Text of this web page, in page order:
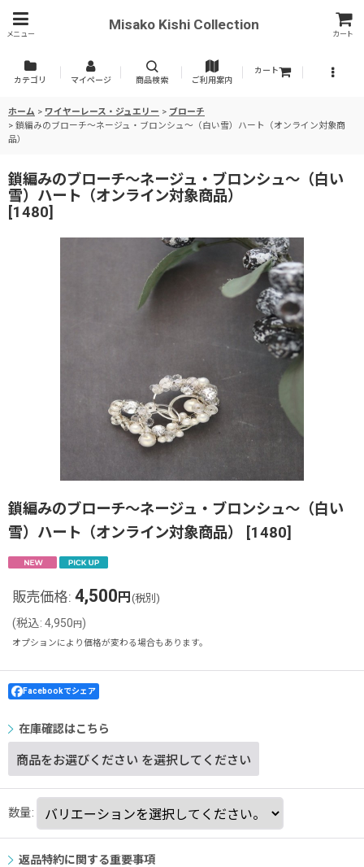
メニュー
Misako Kishi Collection
カート
カテゴリ マイページ 商品検索 ご利用案内
カート
ホーム > ワイヤーレース・ジュエリー > ブローチ
> 鎖編みのブローチ〜ネージュ・ブロンシュ〜（白い雪）ハート（オンライン対象商
品）
鎖編みのブローチ〜ネージュ・ブロンシュ〜（白い
雪）ハート（オンライン対象商品）
[1480]
鎖編みのブローチ〜ネージュ・ブロンシュ〜（白い
雪）ハート（オンライン対象商品）
[1480]
販売価格: 4,500 円 (税別)
(税込: 4,950円)
オプションにより価格が変わる場合もあります。
Facebookでシェア
在庫確認はこちら
商品をお選びください を選択してください
数量:
返品特約に関する重要事項